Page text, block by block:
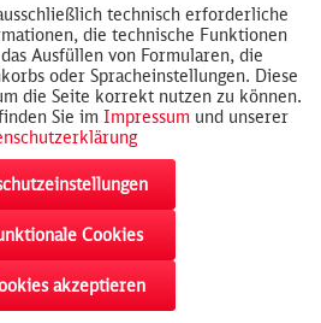
Cookie-Einstellungen
Widerrufsrecht
Inaktiv
technisch erforderliche
die technische Funktionen
Ausfüllen von Formularen, die
oder Spracheinstellungen. Diese
die Seite korrekt nutzen zu können.
Sie im Impressum und unserer
Cookies
akzeptierenakzeptieren